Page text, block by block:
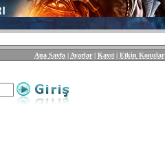
Ana Sayfa | Ayarlar | Kayıt | Etkin Konular